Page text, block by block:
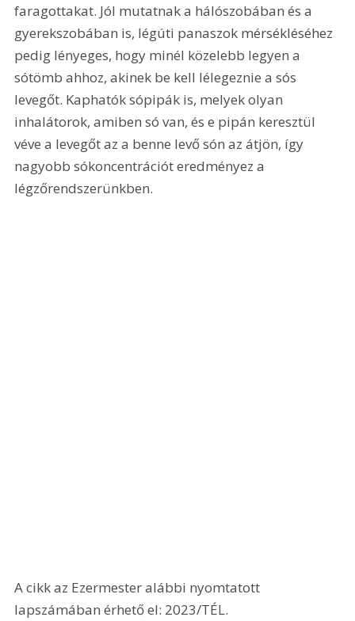
faragottakat. Jól mutatnak a hálószobában és a
gyerekszobában is, légúti panaszok mérsékléséhez
pedig lényeges, hogy minél közelebb legyen a
sótömb ahhoz, akinek be kell lélegeznie a sós
levegőt. Kaphatók sópipák is, melyek olyan
inhalátorok, amiben só van, és e pipán keresztül
véve a levegőt az a benne levő són az átjön, így
nagyobb sókoncentrációt eredményez a
légzőrendszerünkben.
A cikk az Ezermester alábbi nyomtatott
lapszámában érhető el: 2023/TÉL.